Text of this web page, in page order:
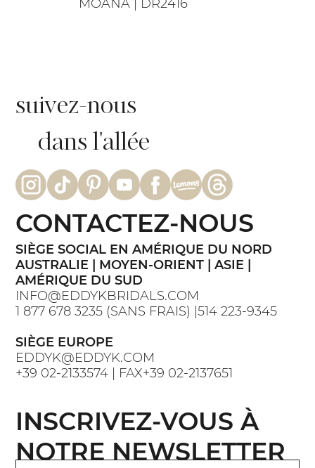
MOANA | DR2416
suivez-nous
dans l'allée
SIÈGE SOCIAL EN AMÉRIQUE DU NORD
AUSTRALIE | MOYEN-ORIENT | ASIE |
AMÉRIQUE DU SUD
INFO@EDDYKBRIDALS.COM
1 877 678 3235 (SANS FRAIS) |514 223-9345
SIÈGE EUROPE
EDDYK@EDDYK.COM
+39 02-2133574 | FAX+39 02-2137651
CONTACTEZ-NOUS
INSCRIVEZ-VOUS À
NOTRE NEWSLETTER